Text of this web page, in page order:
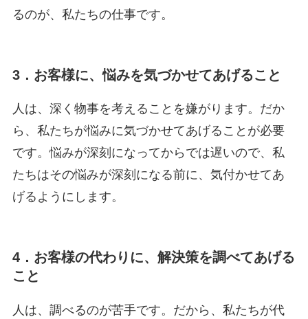
るのが、私たちの仕事です。
3．お客様に、悩みを気づかせてあげること
人は、深く物事を考えることを嫌がります。だか
ら、私たちが悩みに気づかせてあげることが必要
です。悩みが深刻になってからでは遅いので、私
たちはその悩みが深刻になる前に、気付かせてあ
げるようにします。
4．お客様の代わりに、解決策を調べてあげる
こと
人は、調べるのが苦手です。だから、私たちが代